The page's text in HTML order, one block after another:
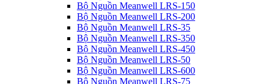
Bộ Nguồn Meanwell LRS-150
Bộ Nguồn Meanwell LRS-200
Bộ Nguồn Meanwell LRS-35
Bộ Nguồn Meanwell LRS-350
Bộ Nguồn Meanwell LRS-450
Bộ Nguồn Meanwell LRS-50
Bộ Nguồn Meanwell LRS-600
Bộ Nguồn Meanwell LRS-75